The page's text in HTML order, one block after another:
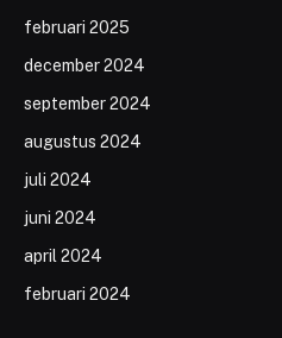
februari 2025
december 2024
september 2024
augustus 2024
juli 2024
juni 2024
april 2024
februari 2024